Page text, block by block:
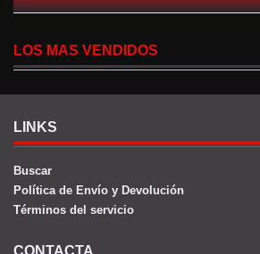
LOS MAS VENDIDOS
LINKS
Buscar
Política de Envío y Devolución
Términos del servicio
CONTACTA